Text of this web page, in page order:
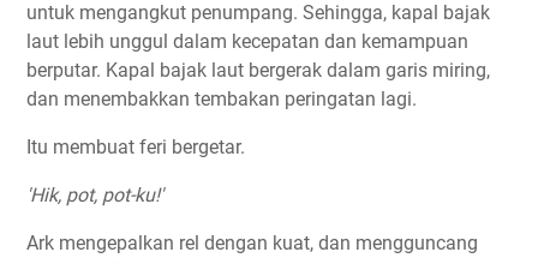
untuk mengangkut penumpang. Sehingga, kapal bajak
laut lebih unggul dalam kecepatan dan kemampuan
berputar. Kapal bajak laut bergerak dalam garis miring,
dan menembakkan tembakan peringatan lagi.
Itu membuat feri bergetar.
'Hik, pot, pot-ku!'
Ark mengepalkan rel dengan kuat, dan mengguncang